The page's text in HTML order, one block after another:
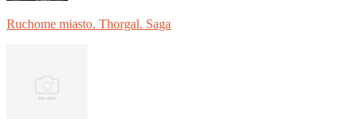
Ruchome miasto. Thorgal. Saga